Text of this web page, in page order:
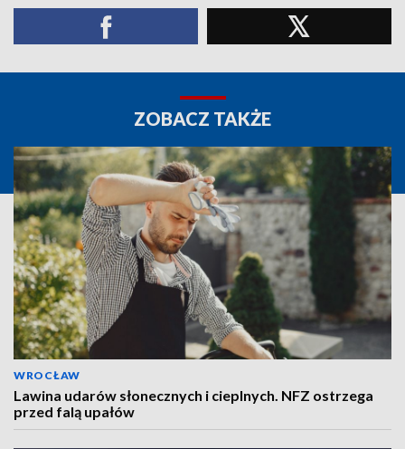
ZOBACZ TAKŻE
WROCŁAW
Lawina udarów słonecznych i cieplnych. NFZ ostrzega
przed falą upałów